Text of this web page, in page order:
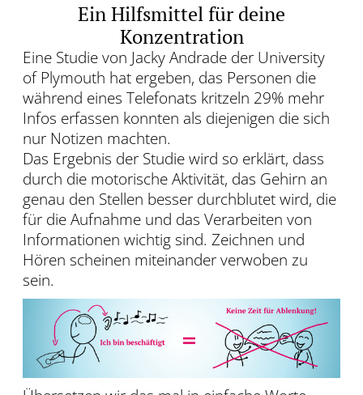
Ein Hilfsmittel für deine
Konzentration
Eine Studie von Jacky Andrade der University
of Plymouth hat ergeben, das Personen die
während eines Telefonats kritzeln 29% mehr
Infos erfassen konnten als diejenigen die sich
nur Notizen machten.
Das Ergebnis der Studie wird so erklärt, dass
durch die motorische Aktivität, das Gehirn an
genau den Stellen besser durchblutet wird, die
für die Aufnahme und das Verarbeiten von
Informationen wichtig sind. Zeichnen und
Hören scheinen miteinander verwoben zu
sein.